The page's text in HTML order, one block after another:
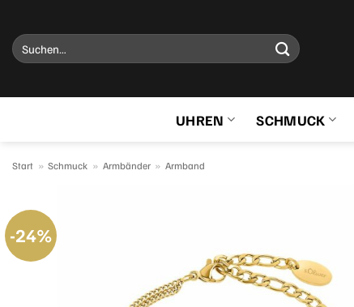
Inhalt
springen
Suchen
nach:
UHREN SCHMUCK
Start » Schmuck » Armbänder » Armband
-24%